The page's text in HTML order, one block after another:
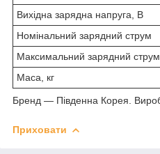
Вихідна зарядна напруга, В
Номінальний зарядний струм
Максимальний зарядний струм
Маса, кг
Бренд — Південна Корея.
Приховати